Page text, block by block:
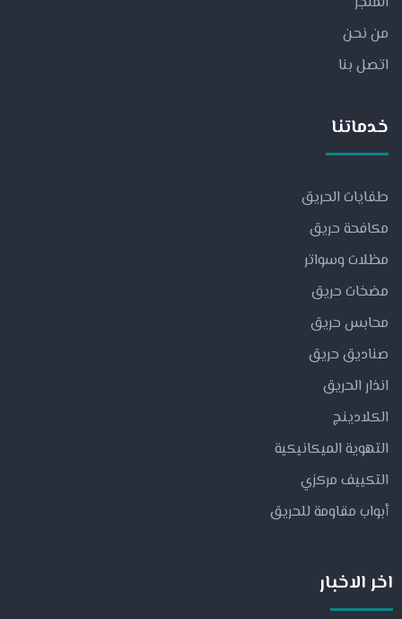
من نحن
اتصل بنا
خدماتنا
طفايات الحريق
مكافحة حريق
مظلات وسواتر
مضخات حريق
محابس حريق
صناديق حريق
انذار الحريق
الكلادينج
التهوية الميكانيكية
التكييف مركزي
أبواب مقاومة للحريق
اخر الاخبار